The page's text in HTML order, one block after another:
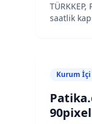
saatlik
program
Kurum
90pixel